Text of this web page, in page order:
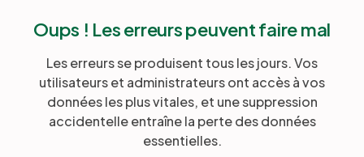
Oups ! Les erreurs peuvent faire mal
Les erreurs se produisent tous les jours. Vos
utilisateurs et administrateurs ont accès à vos
données les plus vitales, et une suppression
accidentelle entraîne la perte des données
essentielles.